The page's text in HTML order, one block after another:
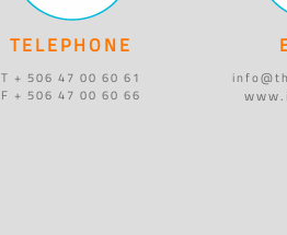
TELEPHONE
T + 506 47 00 60 61
F + 506 47 00 60 66